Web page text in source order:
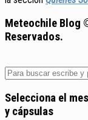
Meteochile Blog
Reservados.
Selecciona el
y cápsulas